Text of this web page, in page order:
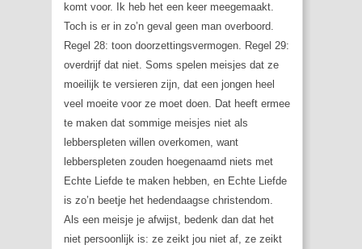
komt voor. Ik heb het een keer meegemaakt.
Toch is er in zo’n geval geen man overboord.
Regel 28: toon doorzettingsvermogen. Regel 29:
overdrijf dat niet. Soms spelen meisjes dat ze
moeilijk te versieren zijn, dat een jongen heel
veel moeite voor ze moet doen. Dat heeft ermee
te maken dat sommige meisjes niet als
lebberspleten willen overkomen, want
lebberspleten zouden hoegenaamd niets met
Echte Liefde te maken hebben, en Echte Liefde
is zo’n beetje het hedendaagse christendom.
Als een meisje je afwijst, bedenk dan dat het
niet persoonlijk is: ze zeikt jou niet af, ze zeikt